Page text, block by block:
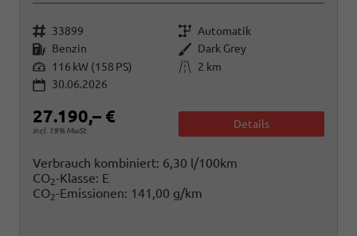
Fahrzeugnr. 33899 Getriebe Automatik
Kraftstoff Benzin Außenfarbe Dark Grey
Leistung 116 kW (158 PS) Kilometerstand
2 km
30.06.2026
27.190,– €
incl. 19% MwSt.
Details
Verbrauch kombiniert: 6,30 l/100km
CO2-Klasse: E
CO2-Emissionen: 141,00 g/km